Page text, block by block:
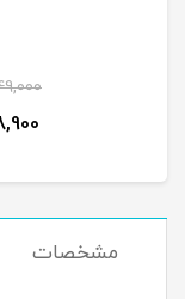
مشخصات